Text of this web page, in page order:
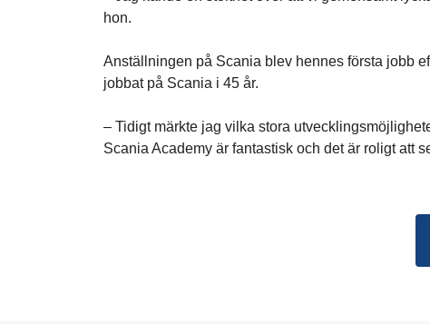
hon.
Anställningen på Scania blev hennes första jobb
jobbat på Scania i 45 år.
– Tidigt märkte jag vilka stora
Scania Academy är fantastisk och det är roligt att